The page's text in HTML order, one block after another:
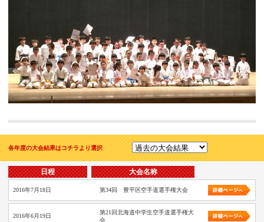
各年度の大会結果はコチラより選択
日程 大会名称
2016年7月18日 第34回 豊平区空手道選手権大会
2016年6月19日
第21回北海道中学生空手道選手権大
会